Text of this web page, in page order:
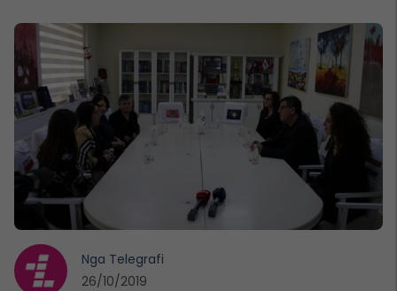
Nga Telegrafi
26/10/2019